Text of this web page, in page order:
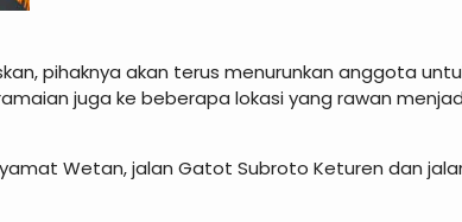
pihaknya akan terus menurunkan anggota
juga ke beberapa lokasi yang rawan
Wetan, jalan Gatot Subroto Keturen dan